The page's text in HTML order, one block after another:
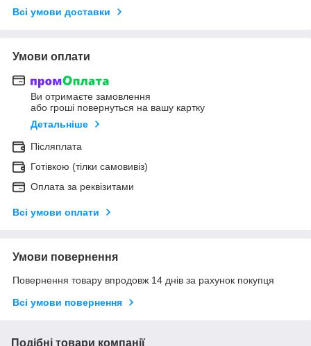
Всі умови доставки
Умови оплати
Ви отримаєте замовлення
або гроші повернуться на вашу картку
Детальніше
Післяплата
Готівкою (тілки самовивіз)
Оплата за реквізитами
Всі умови оплати
Умови повернення
Повернення товару впродовж 14 днів за рахунок покупця
Всі умови повернення
Подібні товари компанії